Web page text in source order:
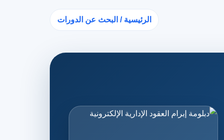
الرئيسية / البحث عن الدورات